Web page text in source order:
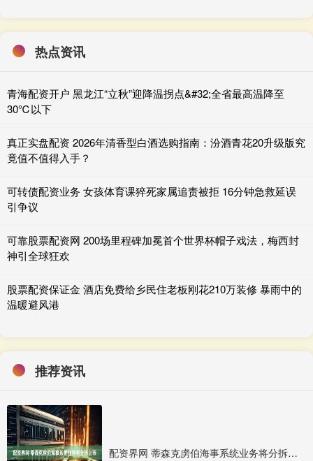
热点资讯
青海配资开户 黑龙江“立秋”迎降温拐点&#32;全省最高温降至
30℃以下
真正实盘配资 2026年清香型白酒选购指南：汾酒青花20升级版究
竟值不值得入手？
可转债配资业务 女孩体育课猝死家属追责被拒 16分钟急救延误
引争议
可靠股票配资网 200场里程碑加冕首个世界杯帽子戏法，梅西封
神引全球狂欢
股票配资保证金 酒店免费给乡民住老板刚花210万装修 暴雨中的
温暖避风港
推荐资讯
配资界网 蒂森克虏伯海事系统业务将分拆上市